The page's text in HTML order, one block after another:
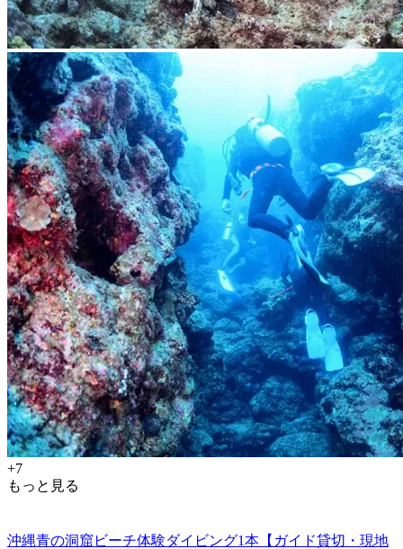
+7
もっと見る
沖縄青の洞窟ビーチ体験ダイビング1本【ガイド貸切・現地